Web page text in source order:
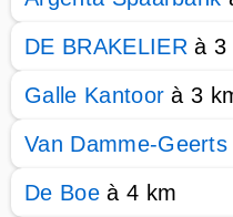
DE BRAKELIER à 3
Galle Kantoor à 3
Van Damme-Geerts
De Boeà 4 km